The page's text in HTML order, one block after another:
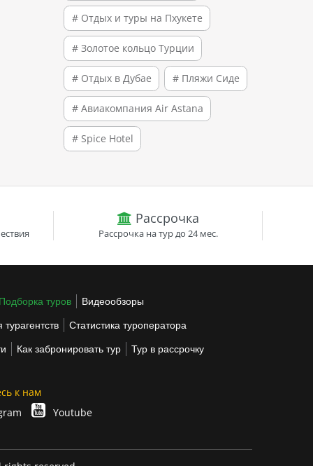
# Отдых и туры на Пхукете
# Золотое кольцо Турции
# Отдых в Дубае # Пляжи Сиде
# Авиакомпания Air Astana
# Spice Hotel
Рассрочка
Рассрочка на тур до 24 мес.
Подборка туров Видеообзоры
Статистика туроператора
Как забронировать тур Тур в рассрочку
к нам
Youtube